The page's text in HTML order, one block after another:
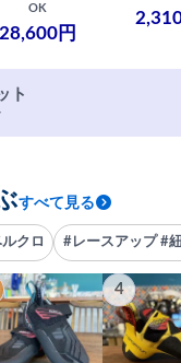
OK
28,600円
ト
すべて見る
クロ #レースアップ #
4